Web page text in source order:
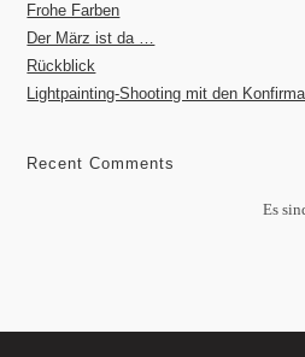
Frohe Farben
Der März ist da …
Rückblick
Lightpainting-Shooting mit den
Recent Comments
Es